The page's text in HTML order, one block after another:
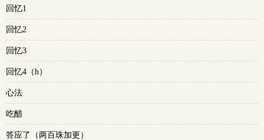
回忆1
回忆2
回忆3
回忆4（h）
心法
吃醋
答应了（两百珠加更）